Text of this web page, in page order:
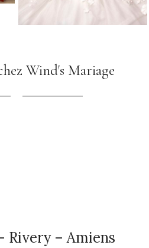
Wind's Mariage
Rivery – Amiens